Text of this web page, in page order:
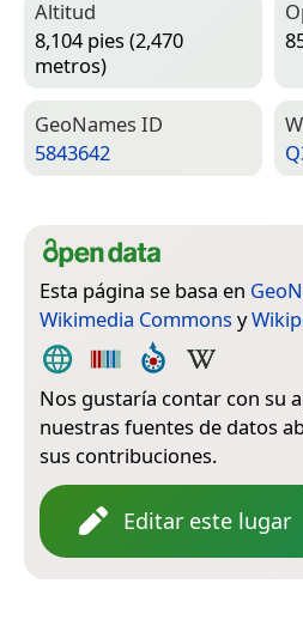
Altitud
8,104 pies (2,470
metros)
Geo­Names ID
5843642
Esta página se basa en
Wikimedia Commons y
Nos gustaría contar con su
nuestras fuentes de datos
sus contribuciones.
Editar este lugar